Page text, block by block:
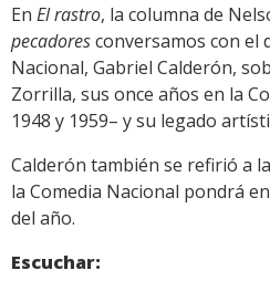
En El rastro, la columna de
pecadoresconversamos con el
Nacional, Gabriel Calderón,
Zorrilla, sus once años en la
1948 y 1959– y su legado
Calderón también se refirió a
la Comedia Nacional pondrá
del año.
Escuchar: